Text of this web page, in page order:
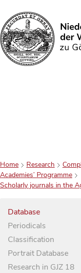
Search
Home Research
Academies’ Programme
Scholarly journals in the
Database
Periodicals
Classification
Portrait Database
Research in GJZ 18